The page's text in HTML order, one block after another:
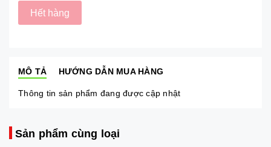
Hết hàng
MÔ TẢ HƯỚNG DẪN MUA HÀNG
Thông tin sản phẩm đang được cập nhật
Sản phẩm cùng loại